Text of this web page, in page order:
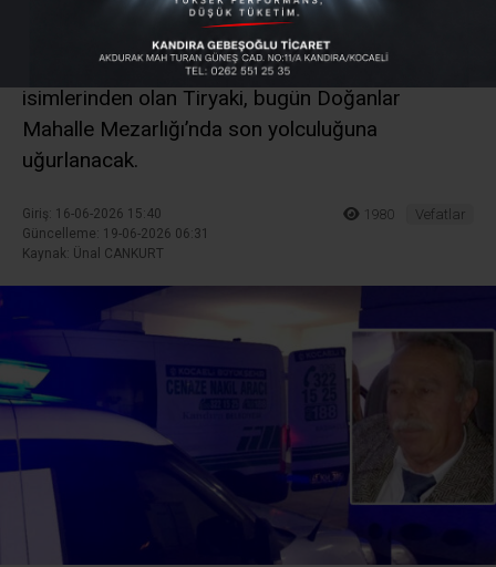
Kandıra Kurtyeri Mahallesi eski muhtarlarından
Halil Tiryaki hayatını kaybetti. İlçenin sevilen
isimlerinden olan Tiryaki, bugün Doğanlar
Mahalle Mezarlığı’nda son yolculuğuna
uğurlanacak.
Giriş: 16-06-2026 15:40
Güncelleme: 19-06-2026 06:31
Kaynak: Ünal CANKURT
1980 Vefatlar